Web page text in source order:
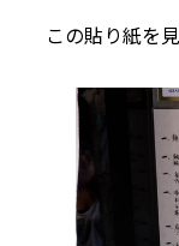
この貼り紙を